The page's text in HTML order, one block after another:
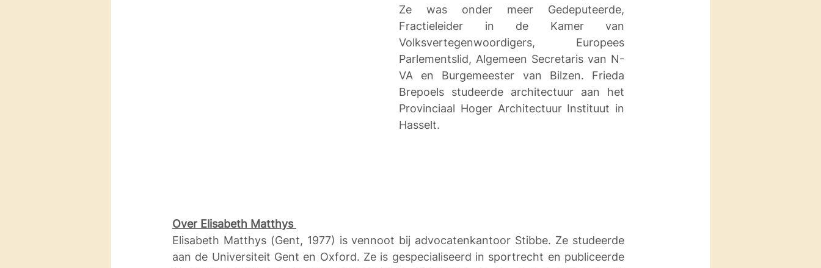
Ze was onder meer Gedeputeerde,
Fractieleider in de Kamer van
Volksvertegenwoordigers, Europees
Parlementslid, Algemeen Secretaris van N-
VA en Burgemeester van Bilzen. Frieda
Brepoels studeerde architectuur aan het
Provinciaal Hoger Architectuur Instituut in
Hasselt.
Over Elisabeth Matthys
Elisabeth Matthys (Gent, 1977) is vennoot bij advocatenkantoor Stibbe. Ze studeerde
aan de Universiteit Gent en Oxford. Ze is gespecialiseerd in sportrecht en publiceerde